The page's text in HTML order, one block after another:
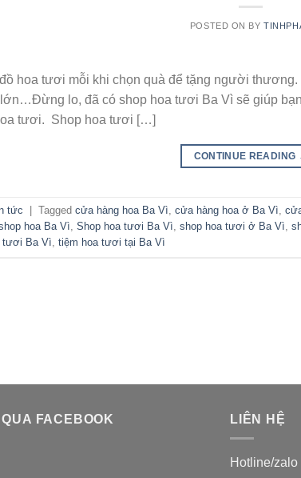
POSTED ON BY
hoa tươi mỗi khi chọn quà để tặng người
lo, đã có shop hoa tươi Ba Vì sẽ giúp
tươi. Shop hoa tươi […]
CONTINUE READING
tức Tagged cửa hàng hoa Ba Vì, cửa hàng hoa ở Ba Vì,
hoa Ba Vì, Shop hoa tươi Ba Vì, shop hoa tươi ở Ba Vì,
tươi Ba Vì, tiệm hoa tươi tại Ba Vì
FACEBOOK LIÊN HỆ
Hotline/zalo